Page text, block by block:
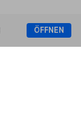
ÖFFNEN